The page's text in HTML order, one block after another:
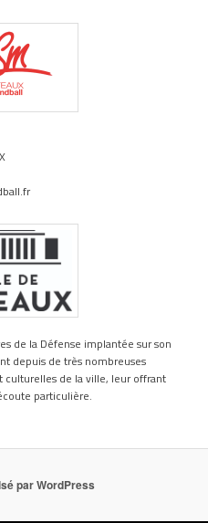
de la Défense implantée sur son
depuis de très nombreuses
culturelles de la ville, leur offrant
particulière.
par WordPress